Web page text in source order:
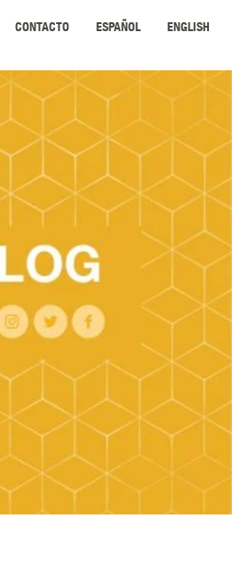
CONTACTO ESPAÑOL ENGLISH